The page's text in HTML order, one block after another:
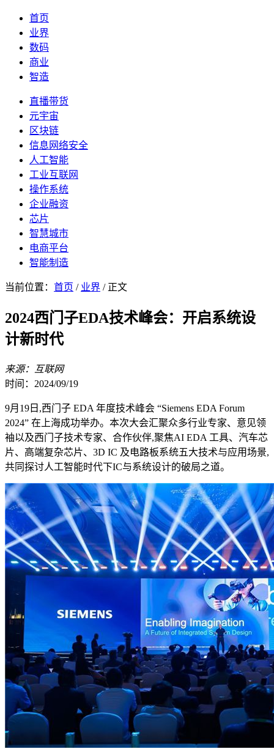
首页
业界
数码
商业
智造
直播带货
元宇宙
区块链
信息网络安全
人工智能
工业互联网
操作系统
企业融资
芯片
智慧城市
电商平台
智能制造
当前位置： 首页 / 业界 / 正文
2024西门子EDA技术峰会：开启系统设
计新时代
来源：互联网
时间：2024/09/19
9月19日,西门子 EDA 年度技术峰会 “Siemens EDA Forum
2024” 在上海成功举办。本次大会汇聚众多行业专家、意见领
袖以及西门子技术专家、合作伙伴,聚焦AI EDA 工具、汽车芯
片、高端复杂芯片、3D IC 及电路板系统五大技术与应用场景,
共同探讨人工智能时代下IC与系统设计的破局之道。